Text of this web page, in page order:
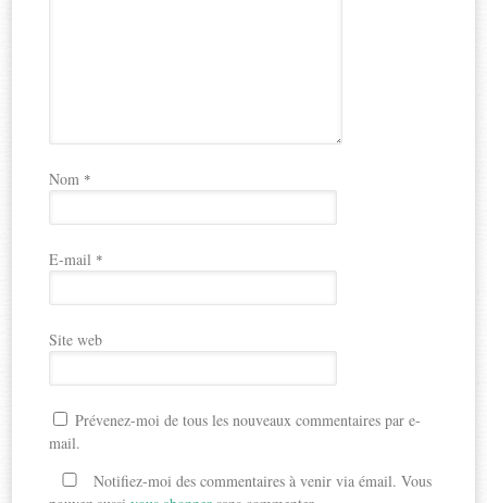
Nom *
E-mail *
Site web
Prévenez-moi de tous les nouveaux commentaires par e-
mail.
Notifiez-moi des commentaires à venir via émail. Vous